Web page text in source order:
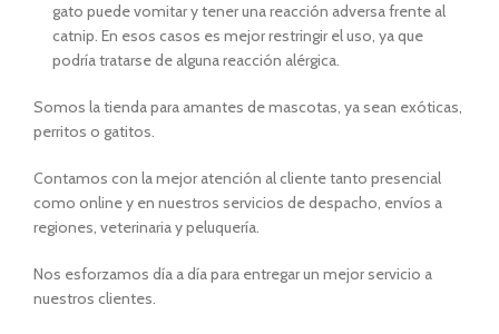
gato puede vomitar y tener una reacción adversa frente al
catnip. En esos casos es mejor restringir el uso, ya que
podría tratarse de alguna reacción alérgica.
Somos la tienda para amantes de mascotas, ya sean exóticas,
perritos o gatitos.
Contamos con la mejor atención al cliente tanto presencial
como online y en nuestros servicios de despacho, envíos a
regiones, veterinaria y peluquería.
Nos esforzamos día a día para entregar un mejor servicio a
nuestros clientes.